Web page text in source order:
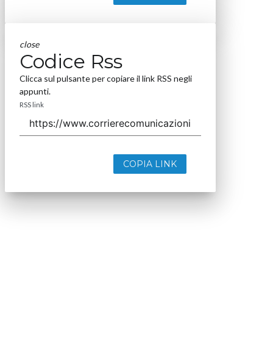
close
Codice Rss
Clicca sul pulsante per copiare il link RSS negli
appunti.
RSS link
COPIA LINK